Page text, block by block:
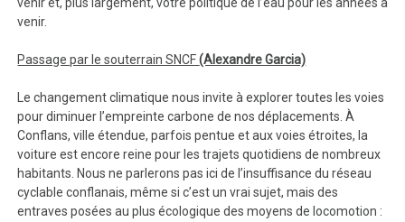
venir.
Passage par le souterrain SNCF(Alexandre Garcia)
Le changement climatique nous invite à explorer toutes les voies
pour diminuer l’empreinte carbone de nos déplacements. À
Conflans, ville étendue, parfois pentue et aux voies étroites, la
voiture est encore reine pour les trajets quotidiens de nombreux
habitants. Nous ne parlerons pas ici de l’insuffisance du réseau
cyclable conflanais, même si c’est un vrai sujet, mais des
entraves posées au plus écologique des moyens de locomotion :